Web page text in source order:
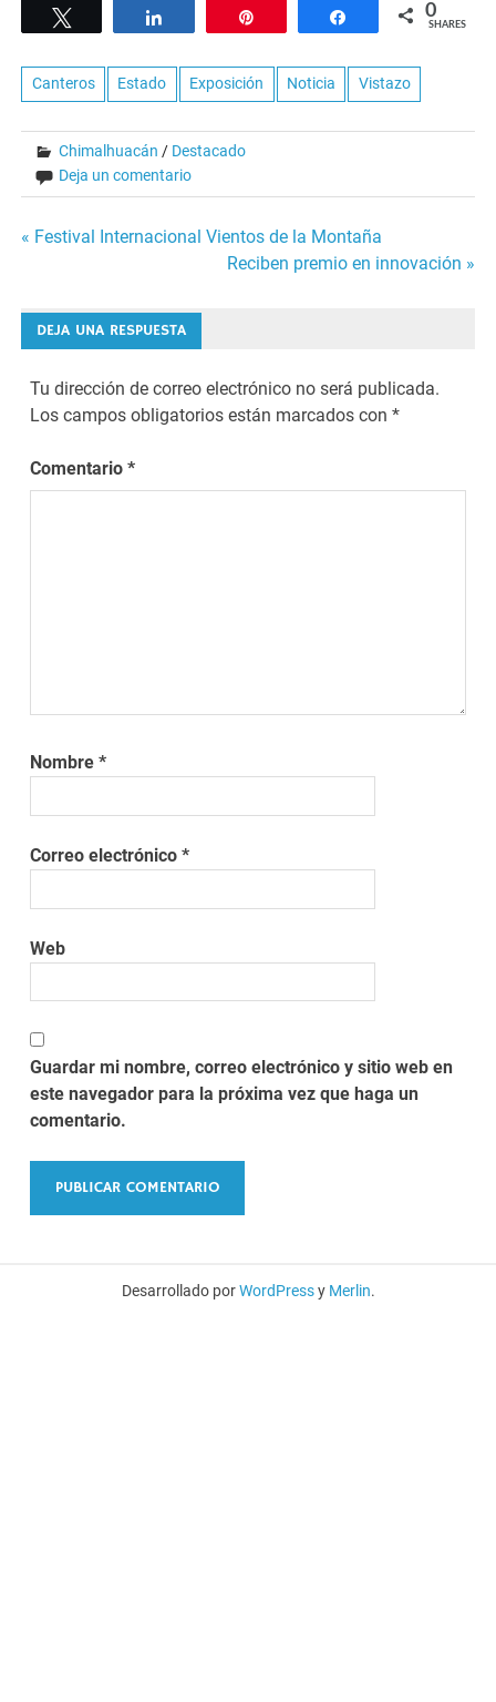
Share 0
SHARES
Canteros Estado Exposición Noticia Vistazo
Chimalhuacán / Destacado
Deja un comentario
Navegación
entradas
« Festival Internacional Vientos de la Montaña
Reciben premio en innovación »
DEJA UNA RESPUESTA
Tu dirección de correo electrónico no será publicada.
Los campos obligatorios están marcados con*
Comentario*
Nombre*
Correo electrónico*
Web
Guardar mi nombre, correo electrónico y sitio web en
este navegador para la próxima vez que haga un
comentario.
Desarrollado porWordPressy Merlin.